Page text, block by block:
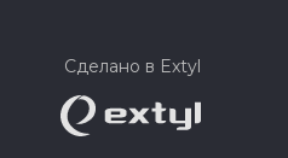
Сделано в Extyl